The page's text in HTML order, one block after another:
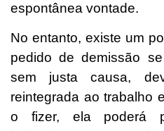
espontânea vontade.
No entanto, existe um
pedido de demissão
sem justa causa,
reintegrada ao trabalho
o fizer, ela poderá